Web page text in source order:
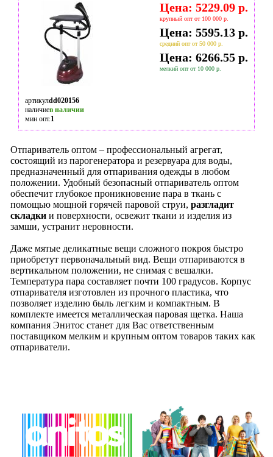
Цена: 5229.09 р.
крупный опт от 100 000 р.
Цена: 5595.13 р.
средний опт от 50 000 р.
Цена: 6266.55 р.
мелкий опт от 10 000 р.
артикулdd020156
наличиев наличии
мин опт.1
Отпариватель оптом – профессиональный агрегат,
состоящий из парогенератора и резервуара для воды,
предназначенный для отпаривания одежды в любом
положении. Удобный безопасный отпариватель оптом
обеспечит глубокое проникновение пара в ткань с
помощью мощной горячей паровой струи, разгладит
складки и поверхности, освежит ткани и изделия из
замши, устранит неровности.
Даже мятые деликатные вещи сложного покроя быстро
приобретут первоначальный вид. Вещи отпариваются в
вертикальном положении, не снимая с вешалки.
Температура пара составляет почти 100 градусов. Корпус
отпаривателя изготовлен из прочного пластика, что
позволяет изделию быль легким и компактным. В
комплекте имеется металлическая паровая щетка. Наша
компания Энитос станет для Вас ответственным
поставщиком мелким и крупным оптом товаров таких как
отпариватели.